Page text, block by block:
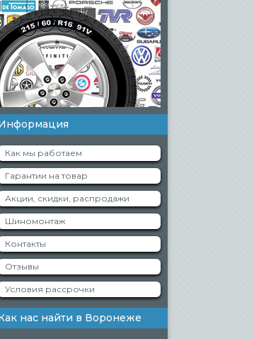
Как мы работаем
Гарантии на товар
Акции, скидки, распродажи
Шиномонтаж
Контакты
Отзывы
Условия рассрочки
нас найти в Воронеже